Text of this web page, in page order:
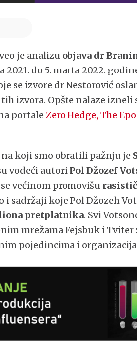
je analizu objava dr
2021. do 5. marta 2022.
se izvore dr Nestorović
izvora. Opšte nalaze izneli
portaleZero Hedge, The
koji smo obratili pažnju je
vodeći autori Pol Džozef
većinom promovišu
i sadržaji koje Pol Džozeh
pretplatnika. Svi
mrežama Fejsbuk i Tviter
pojedincima i